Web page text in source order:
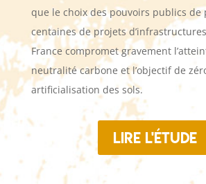
que le choix des pouvoirs publics de
centaines de projets
France compromet gravement
neutralité carbone et l’objectif de
artificialisation des sols.
Lire l'étude